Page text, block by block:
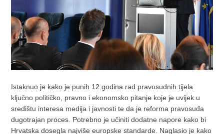
Istaknuo je kako je punih 12 godina rad pravosudnih tijela
ključno političko, pravno i ekonomsko pitanje koje je uvijek u
središtu interesa medija i javnosti te da je reforma pravosuđa
dugotrajan proces. Potrebno je učiniti dodatne napore kako bi
Hrvatska dosegla najviše europske standarde. Naglasio je kako